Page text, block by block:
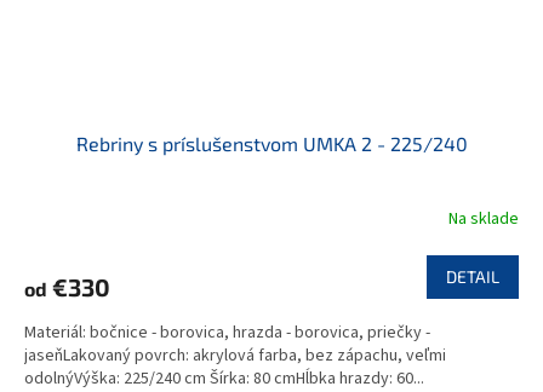
Rebriny s príslušenstvom UMKA 2 - 225/240
Na sklade
od €330 DETAIL
Materiál: bočnice - borovica, hrazda - borovica, priečky -
jaseňLakovaný povrch: akrylová farba, bez zápachu, veľmi
odolnýVýška: 225/240 cm Šírka: 80 cmHĺbka hrazdy: 60...